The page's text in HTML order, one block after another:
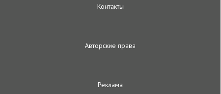
Контакты
Авторские права
Реклама